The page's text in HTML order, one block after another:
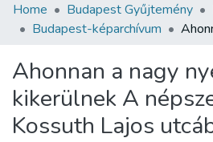
Communities & Collections
Statistics
About us
Home Budapest Gyűjtemény
Budapest-képarchívum
Ahonnan a nagy
kikerülnek A
Kossuth Lajos